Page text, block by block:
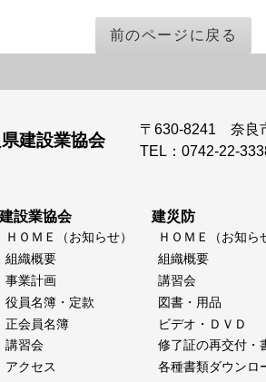
前のページに戻る
建設業協会
〒630-8241 奈良
TEL：0742-22-
建設業協会
ＨＯＭＥ（お知らせ）
組織概要
事業計画
役員名簿・定款
正会員名簿
講習会
アクセス
建災防
ＨＯＭＥ（お知ら
組織概要
講習会
図書・用品
ビデオ・ＤＶＤ
修了証の再交付・
各種書類ダウンロ